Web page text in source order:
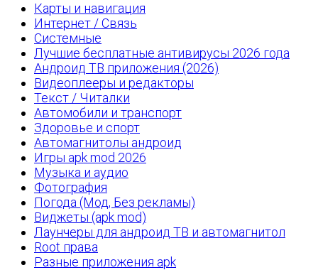
Карты и навигация
Интернет / Связь
Системные
Лучшие бесплатные антивирусы 2026 года
Андроид ТВ приложения (2026)
Видеоплееры и редакторы
Текст / Читалки
Автомобили и транспорт
Здоровье и спорт
Автомагнитолы андроид
Игры apk mod 2026
Музыка и аудио
Фотография
Погода (Мод, Без рекламы)
Виджеты (apk mod)
Лаунчеры для андроид ТВ и автомагнитол
Root права
Разные приложения apk